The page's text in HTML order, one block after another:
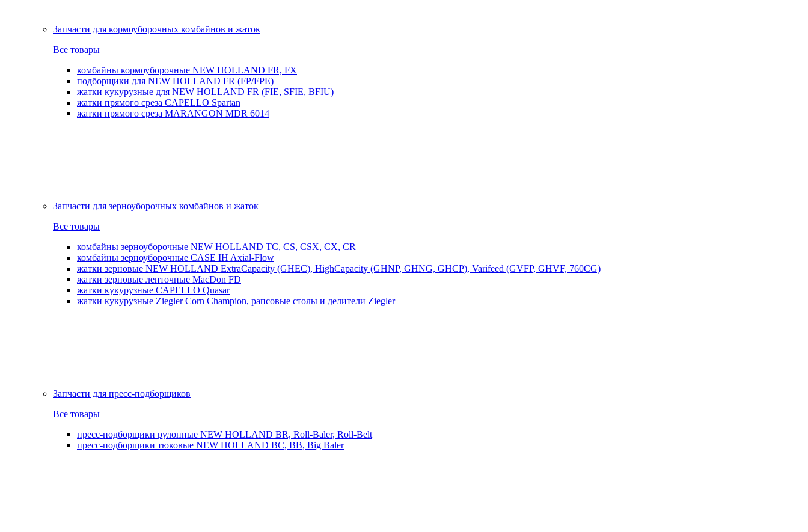
Запчасти для кормоуборочных комбайнов и жаток
Все товары
комбайны кормоуборочные NEW HOLLAND FR, FX
подборщики для NEW HOLLAND FR (FP/FPE)
жатки кукурузные для NEW HOLLAND FR (FIE, SFIE, BFIU)
жатки прямого среза CAPELLO Spartan
жатки прямого среза MARANGON MDR 6014
Запчасти для зерноуборочных комбайнов и жаток
Все товары
комбайны зерноуборочные NEW HOLLAND TC, CS, CSX, CX, CR
комбайны зерноуборочные CASE IH Axial-Flow
жатки зерновые NEW HOLLAND ExtraCapacity (GHEC), HighCapacity (GHNP, GHNG, GHCP), Varifeed (GVFP, GHVF, 760CG)
жатки зерновые ленточные MacDon FD
жатки кукурузные CAPELLO Quasar
жатки кукурузные Ziegler Corn Champion, рапсовые столы и делители Ziegler
Запчасти для пресс-подборщиков
Все товары
пресс-подборщики рулонные NEW HOLLAND BR, Roll-Baler, Roll-Belt
пресс-подборщики тюковые NEW HOLLAND BC, BB, Big Baler